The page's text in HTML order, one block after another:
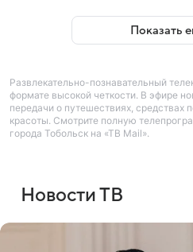
Показать
Развлекательно-познавательный
формате высокой четкости. В эфире
передачи о путешествиях, средствах
красоты. Смотрите полную
города Тобольск на «ТВ Mail».
Новости ТВ